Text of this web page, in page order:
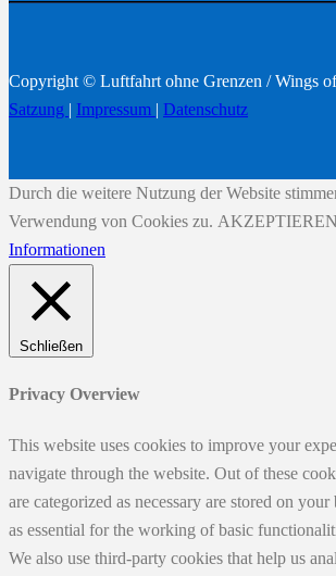
Copyright © Luftfahrt ohne Grenzen / Wings
Satzung | Impressum | Datenschutz
Durch die weitere Nutzung der Website
Verwendung von Cookies zu. AKZEPTIEREN
Informationen
Schließen
Privacy Overview
This website uses cookies to improve your
navigate through the website. Out of these
are categorized as necessary are stored on
as essential for the working of basic
We also use third-party cookies that help us